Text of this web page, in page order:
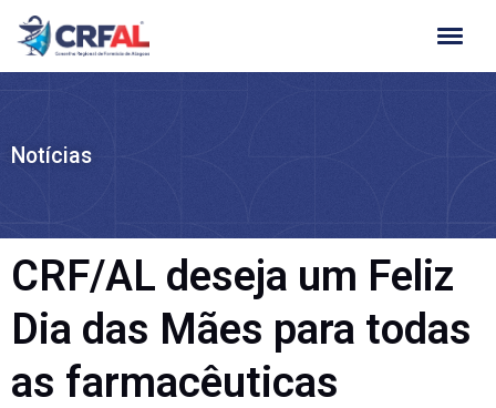
Ir
para
Notícias
CRF/AL deseja um Feliz
Dia das Mães para todas
as farmacêuticas